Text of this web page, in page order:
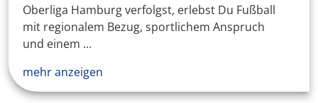
Oberliga Hamburg verfolgst, erlebst Du Fußball
mit regionalem Bezug, sportlichem Anspruch
und einem ...
mehr anzeigen